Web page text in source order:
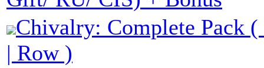
Chivalry: Complete Pack
| Row )